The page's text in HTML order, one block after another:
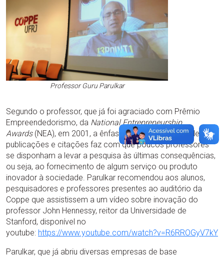
Professor Guru Parulkar
Segundo o professor, que já foi agraciado com Prêmio
Empreendedorismo, da National Entrepreneurship
Awards(NEA), em 2001, a ênfase dada à contagem de
publicações e citações faz com que poucos professores
se disponham a levar a pesquisa às últimas consequências,
ou seja, ao fornecimento de algum serviço ou produto
inovador à sociedade. Parulkar recomendou aos alunos,
pesquisadores e professores presentes ao auditório da
Coppe que assistissem a um vídeo sobre inovação do
professor John Hennessy, reitor da Universidade de
Stanford, disponível no
youtube: https://www.youtube.com/watch?v=R6RROGyV7kY
Parulkar, que já abriu diversas empresas de base